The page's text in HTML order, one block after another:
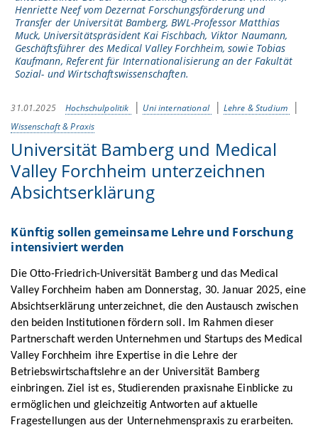
Henriette Neef vom Dezernat Forschungsförderung und
Transfer der Universität Bamberg, BWL-Professor Matthias
Muck, Universitätspräsident Kai Fischbach, Viktor Naumann,
Geschäftsführer des Medical Valley Forchheim, sowie Tobias
Kaufmann, Referent für Internationalisierung an der Fakultät
Sozial- und Wirtschaftswissenschaften.
31.01.2025 Hochschulpolitik Uni international
Lehre & Studium
Wissenschaft & Praxis
Universität Bamberg und Medical
Valley Forchheim unterzeichnen
Absichtserklärung
Künftig sollen gemeinsame Lehre und Forschung
intensiviert werden
Die Otto-Friedrich-Universität Bamberg und das Medical
Valley Forchheim haben am Donnerstag, 30. Januar 2025, eine
Absichtserklärung unterzeichnet, die den Austausch zwischen
den beiden Institutionen fördern soll. Im Rahmen dieser
Partnerschaft werden Unternehmen und Startups des Medical
Valley Forchheim ihre Expertise in die Lehre der
Betriebswirtschaftslehre an der Universität Bamberg
einbringen. Ziel ist es, Studierenden praxisnahe Einblicke zu
ermöglichen und gleichzeitig Antworten auf aktuelle
Fragestellungen aus der Unternehmenspraxis zu erarbeiten.